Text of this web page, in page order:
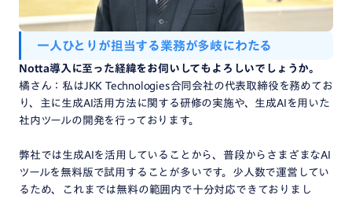
一人ひとり が担当する業務が多岐にわたる
Notta導入 に至った経緯をお伺い しても よろしいでしょうか。
橘さん：私はJKK Technologies合同会社の代表取締役を務めてお
り、主に生成AI活用方法に関する研修の実施や、生成AIを用いた
社内ツールの開発を行っております。
弊社では生成AIを活用していることから、普段からさまざまなAI
ツールを無料版で試用することが多いです。少人数で運営してい
るため、これまでは無料の範囲内で十分対応できておりまし